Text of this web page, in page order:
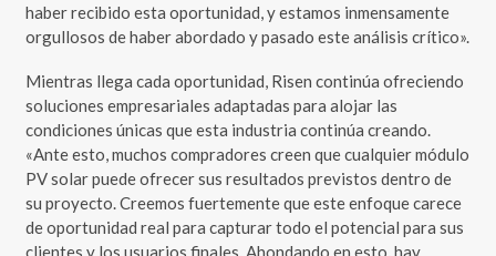
haber recibido esta oportunidad, y estamos inmensamente
orgullosos de haber abordado y pasado este análisis crítico».
Mientras llega cada oportunidad, Risen continúa ofreciendo
soluciones empresariales adaptadas para alojar las
condiciones únicas que esta industria continúa creando.
«Ante esto, muchos compradores creen que cualquier módulo
PV solar puede ofrecer sus resultados previstos dentro de
su proyecto. Creemos fuertemente que este enfoque carece
de oportunidad real para capturar todo el potencial para sus
clientes y los usuarios finales. Ahondando en esto, hay